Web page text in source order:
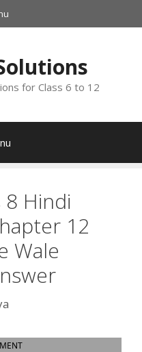
for Class 6 to 12
8 Hindi
12
Wale